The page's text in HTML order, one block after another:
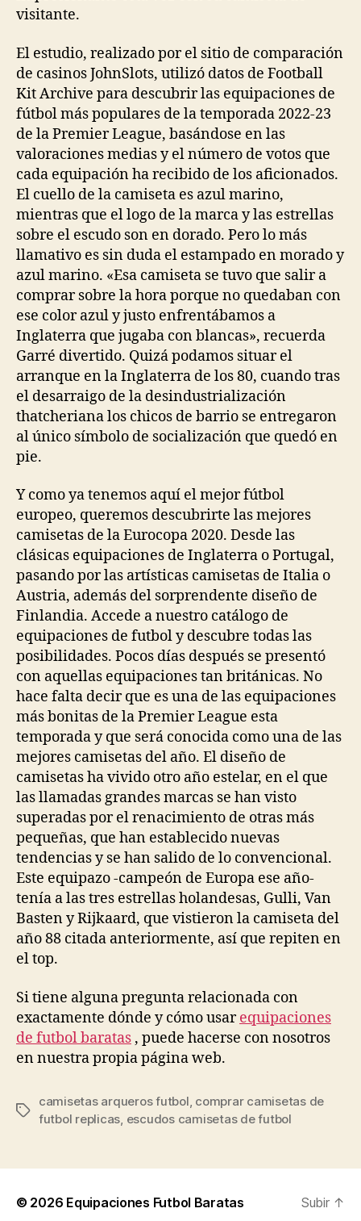
visitante.
El estudio, realizado por el sitio de comparación
de casinos JohnSlots, utilizó datos de Football
Kit Archive para descubrir las equipaciones de
fútbol más populares de la temporada 2022-23
de la Premier League, basándose en las
valoraciones medias y el número de votos que
cada equipación ha recibido de los aficionados.
El cuello de la camiseta es azul marino,
mientras que el logo de la marca y las estrellas
sobre el escudo son en dorado. Pero lo más
llamativo es sin duda el estampado en morado y
azul marino. «Esa camiseta se tuvo que salir a
comprar sobre la hora porque no quedaban con
ese color azul y justo enfrentábamos a
Inglaterra que jugaba con blancas», recuerda
Garré divertido. Quizá podamos situar el
arranque en la Inglaterra de los 80, cuando tras
el desarraigo de la desindustrialización
thatcheriana los chicos de barrio se entregaron
al único símbolo de socialización que quedó en
pie.
Y como ya tenemos aquí el mejor fútbol
europeo, queremos descubrirte las mejores
camisetas de la Eurocopa 2020. Desde las
clásicas equipaciones de Inglaterra o Portugal,
pasando por las artísticas camisetas de Italia o
Austria, además del sorprendente diseño de
Finlandia. Accede a nuestro catálogo de
equipaciones de futbol y descubre todas las
posibilidades. Pocos días después se presentó
con aquellas equipaciones tan británicas. No
hace falta decir que es una de las equipaciones
más bonitas de la Premier League esta
temporada y que será conocida como una de las
mejores camisetas del año. El diseño de
camisetas ha vivido otro año estelar, en el que
las llamadas grandes marcas se han visto
superadas por el renacimiento de otras más
pequeñas, que han establecido nuevas
tendencias y se han salido de lo convencional.
Este equipazo -campeón de Europa ese año-
tenía a las tres estrellas holandesas, Gulli, Van
Basten y Rijkaard, que vistieron la camiseta del
año 88 citada anteriormente, así que repiten en
el top.
Si tiene alguna pregunta relacionada con
exactamente dónde y cómo usarequipaciones
de futbol baratas , puede hacerse con nosotros
en nuestra propia página web.
Etiquetas
camisetas arqueros futbol comprar camisetas de
futbol replicas escudos camisetas de futbol
© 2026 Equipaciones Futbol Baratas Subir ↑